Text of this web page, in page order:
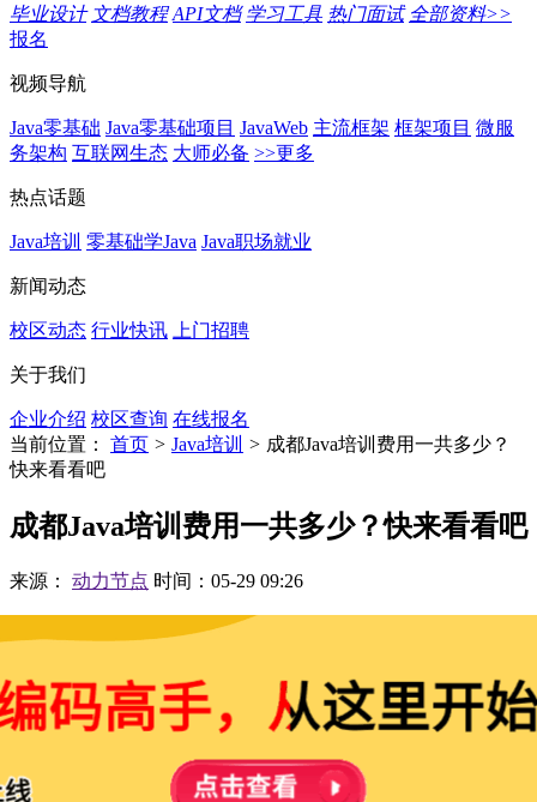
毕业设计 文档教程 API文档 学习工具 热门面试 全部资料>>
报名
视频导航
Java零基础 Java零基础项目 JavaWeb 主流框架 框架项目 微服
务架构 互联网生态 大师必备 >>更多
热点话题
Java培训 零基础学Java Java职场就业
新闻动态
校区动态 行业快讯 上门招聘
关于我们
企业介绍 校区查询 在线报名
当前位置：
首页 > Java培训 > 成都Java培训费用一共多少？
快来看看吧
成都Java培训费用一共多少？快来看看吧
来源： 动力节点 时间：05-29 09:26